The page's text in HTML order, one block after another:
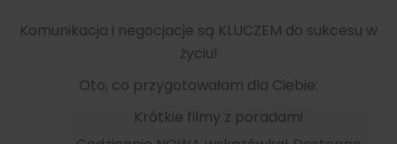
Komunikacja i negocjacje są KLUCZEM do sukcesu w
życiu!
Oto, co przygotowałam dla Ciebie:
Krótkie filmy z poradami